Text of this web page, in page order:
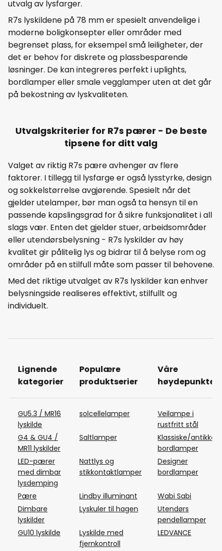
utvalg av lysfarger.
R7s lyskildene på 78 mm er spesielt anvendelige i
moderne boligkonsepter eller områder med
begrenset plass, for eksempel små leiligheter, der
det er behov for diskrete og plassbesparende
løsninger. De kan integreres perfekt i uplights,
bordlamper eller smale vegglamper uten at det går
på bekostning av lyskvaliteten.
Utvalgskriterier for R7s pærer - De beste
tipsene for ditt valg
Valget av riktig R7s pære avhenger av flere
faktorer. I tillegg til lysfarge er også lysstyrke, design
og sokkelstørrelse avgjørende. Spesielt når det
gjelder utelamper, bør man også ta hensyn til en
passende kapslingsgrad for å sikre funksjonalitet i all
slags vær. Enten det gjelder stuer, arbeidsområder
eller utendørsbelysning - R7s lyskilder av høy
kvalitet gir pålitelig lys og bidrar til å belyse rom og
områder på en stilfull måte som passer til behovene.
Med det riktige utvalget av R7s lyskilder kan enhver
belysningside realiseres effektivt, stilfullt og
individuelt.
Lignende
kategorier
Populære
produktserier
Våre
høydepunkter
GU5.3 / MR16
lyskilde
solcellelamper
Veilampe i
rustfritt stål
G4 & GU4 /
MR11 lyskilder
Saltlamper
Klassiske/antikke
bordlamper
LED-pærer
med dimbar
lysdemping
Nattlys og
stikkontaktlamper
Designer
bordlamper
Pære Lindby illuminant
Wabi Sabi
Dimbare
lyskilder
Lyskuler til hagen
Utendørs
pendellamper
GU10 lyskilde
Lyskilde med
fjernkontroll
LEDVANCE